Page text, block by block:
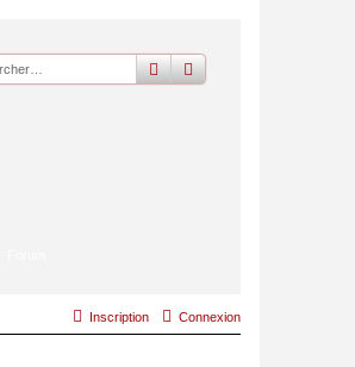
rechercher
recherche
Connexion
Inscription